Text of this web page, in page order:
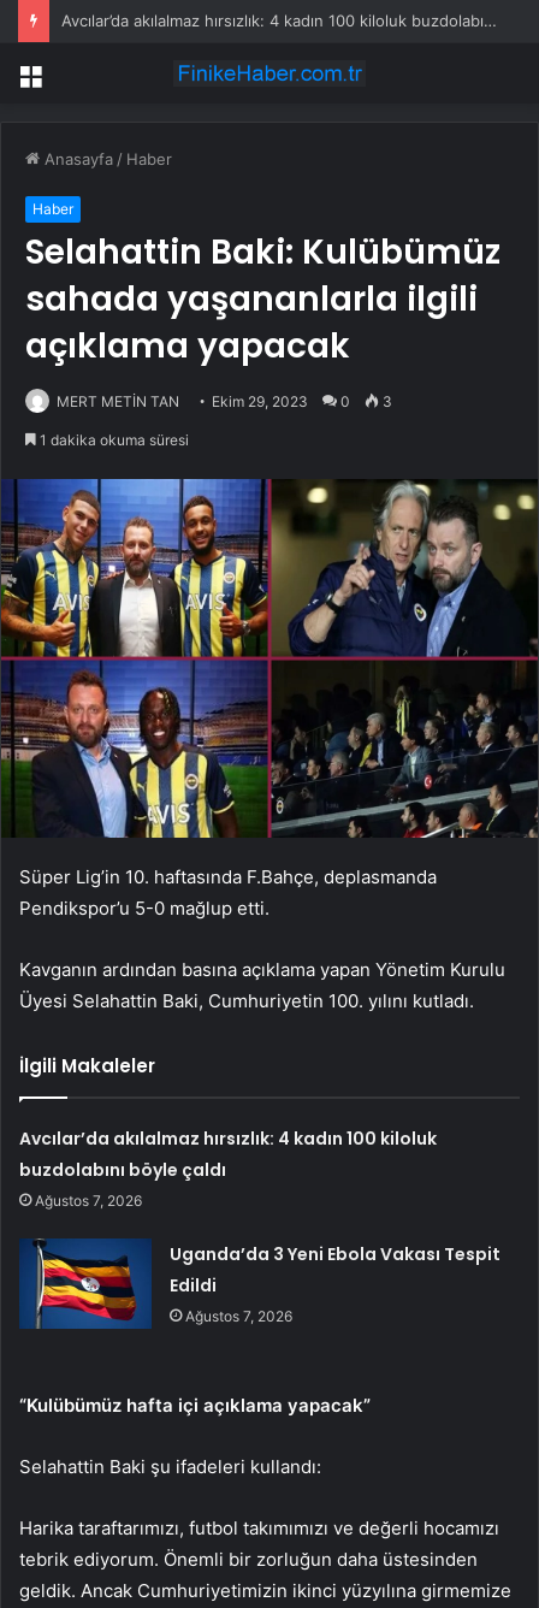
Avcılar’da akılalmaz hırsızlık: 4 kadın 100 kiloluk buzdolabını böyle çaldı
Menü
Anasayfa / Haber
Haber
Selahattin Baki: Kulübümüz
sahada yaşananlarla ilgili
açıklama yapacak
MERT METİN TAN Ekim 29, 2023 0 3
1 dakika okuma süresi
Süper Lig’in 10. haftasında F.Bahçe, deplasmanda
Pendikspor’u 5-0 mağlup etti.
Kavganın ardından basına açıklama yapan Yönetim Kurulu
Üyesi Selahattin Baki, Cumhuriyetin 100. yılını kutladı.
İlgili Makaleler
Avcılar’da akılalmaz hırsızlık: 4 kadın 100 kiloluk
buzdolabını böyle çaldı
Ağustos 7, 2026
Uganda’da 3 Yeni Ebola Vakası Tespit
Edildi
Ağustos 7, 2026
“Kulübümüz hafta içi açıklama yapacak”
Selahattin Baki şu ifadeleri kullandı:
Harika taraftarımızı, futbol takımımızı ve değerli hocamızı
tebrik ediyorum. Önemli bir zorluğun daha üstesinden
geldik. Ancak Cumhuriyetimizin ikinci yüzyılına girmemize